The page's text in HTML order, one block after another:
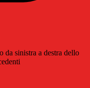
sinistra a destra dello